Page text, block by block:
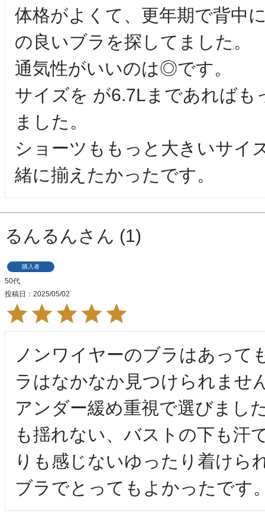
体格がよくて、更年期で背中
の良いブラを探してました。
通気性がいいのは◎です。
サイズを が6.7Lまであればも
ました。
ショーツももっと大きいサイ
るんるん 1
購入者
50代
投稿日
2025/05/02
ノンワイヤーのブラはあって
ラはなかなか見つけられませ
アンダー緩め重視で選びまし
も揺れない、バストの下も汗
りも感じないゆったり着けら
ブラでとってもよかったです